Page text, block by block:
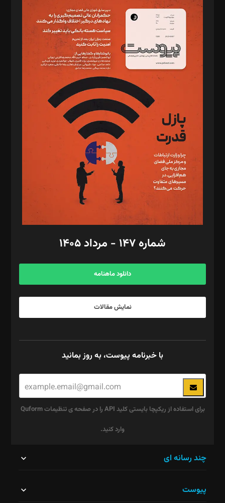
سردبیر: مهرک محمودی
دبیر تحریریه: میثم قاسمی
د‌بیر ناداستان: سمانه سمیع
د‌بیر خدمت و تجارت: ابوالفضل رجبی
د‌بیر حقوق فناوری: حسام‌الدین ایپکچی
د‌بیر پیوست جهان: مینا پاکدل
د‌بیر تحریریه آنلاین: بابک نقاش
تحریریه‌: مجتبی محمود‌ی، آرش برهمند، یسنا امان‌پور، سروش کرمیان،
مصطفی مسجدی آرانی، ابوالفضل رجبی، زهرا فکرانه، فائزه فتحی
رستمی،مصطفی باستان
ویرایش: نگار استاد‌‌آقا
طراح یونیفرم: مجید توکلی
فیلمبرداری و عکاسی: امیر شفیعی، مانی لطفی زاده
گرافیک و صفحه‌آرایی: سید‌سبحان‌علی ثابت
مد‌یر توسعه تجاری: کامبیز برید‌
امور مالی: شاپور رهبری، محمد‌ کاظمی‌نیا
آگهی و مشترکین: ۰۹۱۹۹۹۹۰۴۵۴
شماره ۱۴۷ - مرداد ۱۴۰۵
دانلود ماهنامه
نمایش مقالات
با خبرنامه پیوست، به روز بمانید
برای استفاده از ریکپچا بایستی کلید API را در صفحه ی تنظیمات Quform
وارد کنید.
نباید
چند رسانه ای
پیوست